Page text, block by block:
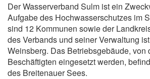
Der Wasserverband Sulm ist ein
Aufgabe des Hochwasserschutzes im
sind 12 Kommunen sowie der
des Verbands und seiner Verwaltung
Weinsberg. Das Betriebsgebäude, von
Beschäftigten eingesetzt werden,
des Breitenauer Sees.